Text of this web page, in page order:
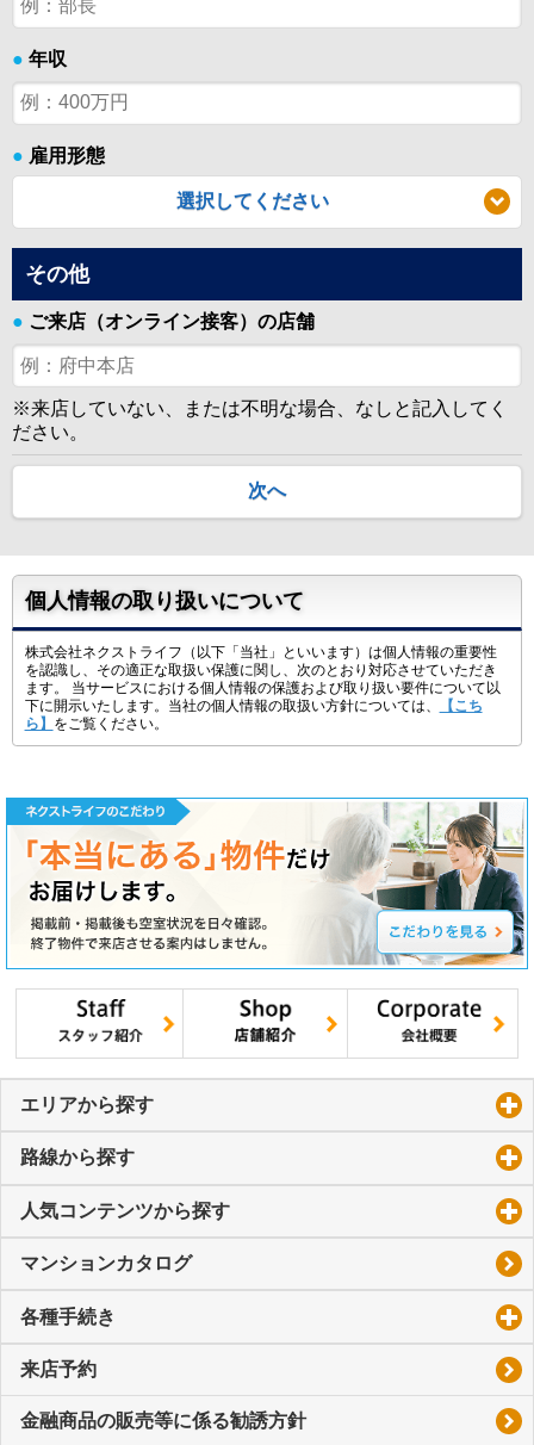
● 年収
● 雇用形態
選択してください
その他
● ご来店（オンライン接客）の店舗
※来店していない、または不明な場合、なしと記入してく
ださい。
次へ
個人情報の取り扱いについて
株式会社ネクストライフ（以下「当社」といいます）は個人情報の重要性
を認識し、その適正な取扱い保護に関し、次のとおり対応させていただき
ます。 当サービスにおける個人情報の保護および取り扱い要件について以
下に開示いたします。当社の個人情報の取扱い方針については、
【こち
ら】
をご覧ください。
エリアから探す
路線から探す
人気コンテンツから探す
マンションカタログ
各種手続き
来店予約
金融商品の販売等に係る勧誘方針